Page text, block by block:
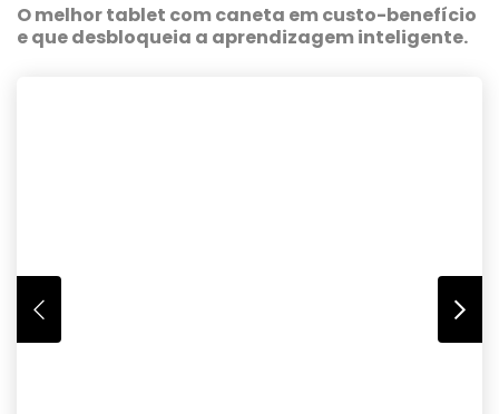
O melhor tablet com caneta em custo-benefício
e que desbloqueia a aprendizagem inteligente.